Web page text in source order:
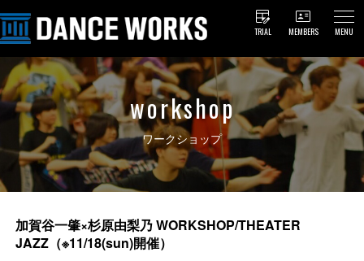
TRIAL MEMBERS MENU
workshop
ワークショップ
加賀谷一肇×杉原由梨乃 WORKSHOP/THEATER
JAZZ（※11/18(sun)開催）